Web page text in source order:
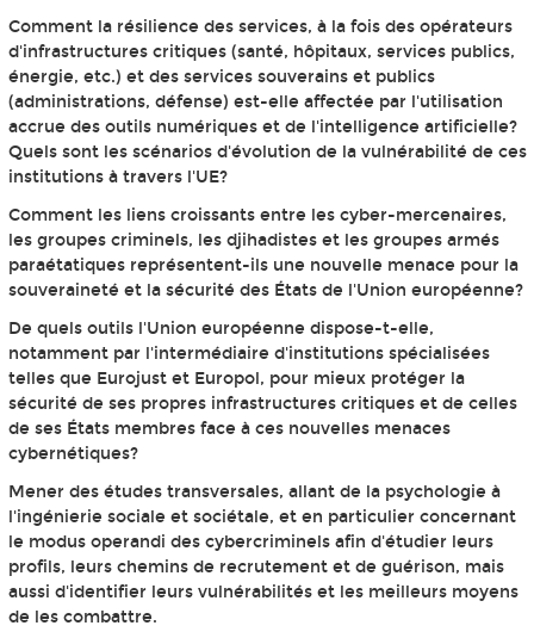
Comment la résilience des services, à la fois des opérateurs
d'infrastructures critiques (santé, hôpitaux, services publics,
énergie, etc.) et des services souverains et publics
(administrations, défense) est-elle affectée par l'utilisation
accrue des outils numériques et de l'intelligence artificielle?
Quels sont les scénarios d'évolution de la vulnérabilité de ces
institutions à travers l'UE?
Comment les liens croissants entre les cyber-mercenaires,
les groupes criminels, les djihadistes et les groupes armés
paraétatiques représentent-ils une nouvelle menace pour la
souveraineté et la sécurité des États de l'Union européenne?
De quels outils l'Union européenne dispose-t-elle,
notamment par l'intermédiaire d'institutions spécialisées
telles que Eurojust et Europol, pour mieux protéger la
sécurité de ses propres infrastructures critiques et de celles
de ses États membres face à ces nouvelles menaces
cybernétiques?
Mener des études transversales, allant de la psychologie à
l'ingénierie sociale et sociétale, et en particulier concernant
le modus operandi des cybercriminels afin d'étudier leurs
profils, leurs chemins de recrutement et de guérison, mais
aussi d'identifier leurs vulnérabilités et les meilleurs moyens
de les combattre.